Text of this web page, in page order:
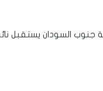
جنوب السودان يستقبل